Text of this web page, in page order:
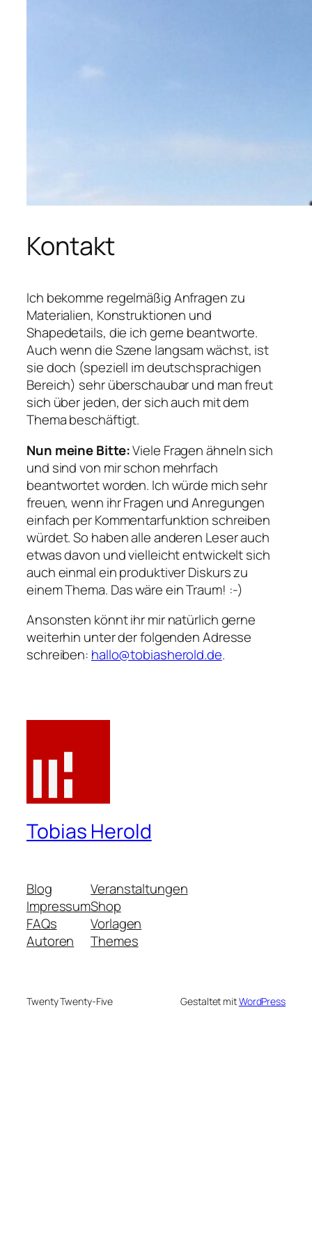
Kontakt
Ich bekomme regelmäßig Anfragen zu
Materialien, Konstruktionen und
Shapedetails, die ich gerne beantworte.
Auch wenn die Szene langsam wächst, ist
sie doch (speziell im deutschsprachigen
Bereich) sehr überschaubar und man freut
sich über jeden, der sich auch mit dem
Thema beschäftigt.
Nun meine Bitte:Viele Fragen ähneln sich
und sind von mir schon mehrfach
beantwortet worden. Ich würde mich sehr
freuen, wenn ihr Fragen und Anregungen
einfach per Kommentarfunktion schreiben
würdet. So haben alle anderen Leser auch
etwas davon und vielleicht entwickelt sich
auch einmal ein produktiver Diskurs zu
einem Thema. Das wäre ein Traum! :-)
Ansonsten könnt ihr mir natürlich gerne
weiterhin unter der folgenden Adresse
schreiben: hallo@tobiasherold.de.
Tobias Herold
Blog
Impressum
FAQs
Autoren
Veranstaltungen
Shop
Vorlagen
Themes
Twenty Twenty-Five Gestaltet mitWordPress